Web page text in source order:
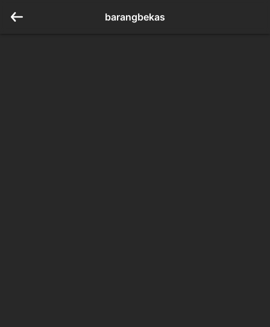
barangbekas